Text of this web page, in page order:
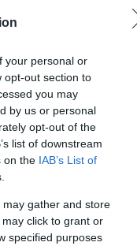
your personal or
opt-out section to
you may
by us or personal
opt-out of the
list of downstream
on the IAB’s List of
gather and store
click to grant or
specified purposes
Se souvenir